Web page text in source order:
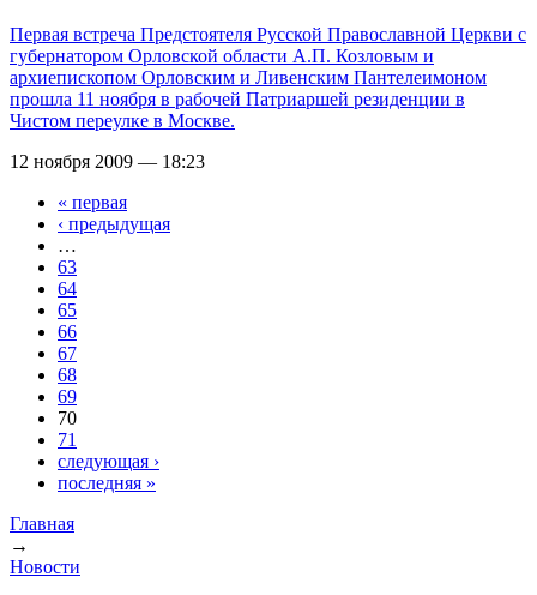
Первая встреча Предстоятеля Русской Православной Церкви с
губернатором Орловской области А.П. Козловым и
архиепископом Орловским и Ливенским Пантелеимоном
прошла 11 ноября в рабочей Патриаршей резиденции в
Чистом переулке в Москве.
12 ноября 2009 — 18:23
Страницы
« первая
‹ предыдущая
…
63
64
65
66
67
68
69
70
71
следующая ›
последняя »
Вы здесь
Главная
→
Новости